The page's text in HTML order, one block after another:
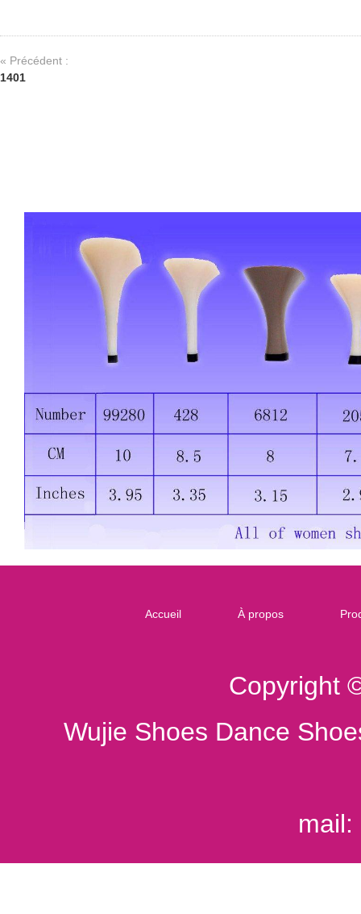
« Précédent :
1401
Accueil À propos
Copyright
Wujie Shoes Dance